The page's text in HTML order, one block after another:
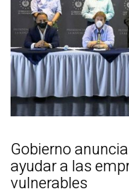
Gobierno
ayudar a las
vulnerables